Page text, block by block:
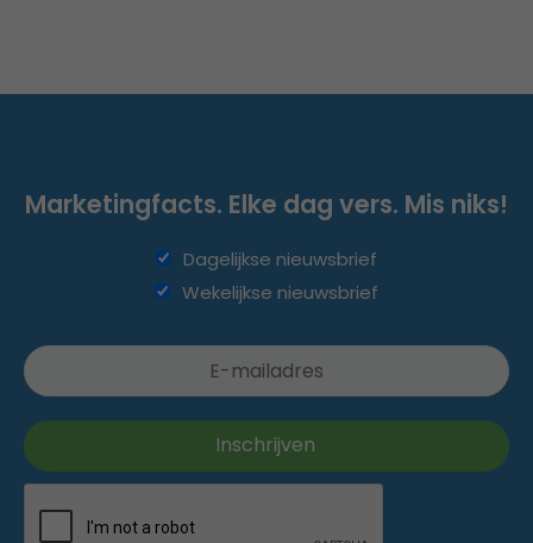
Marketingfacts. Elke dag vers. Mis niks!
Dagelijkse nieuwsbrief
Wekelijkse nieuwsbrief